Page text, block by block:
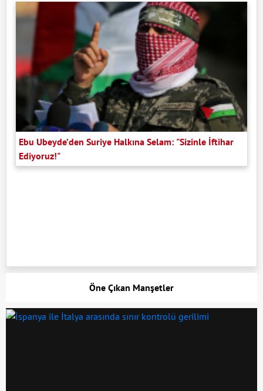
Ebu Ubeyde’den Suriye Halkına Selam: "Sizinle İftihar
Ediyoruz!"
Öne Çıkan Manşetler